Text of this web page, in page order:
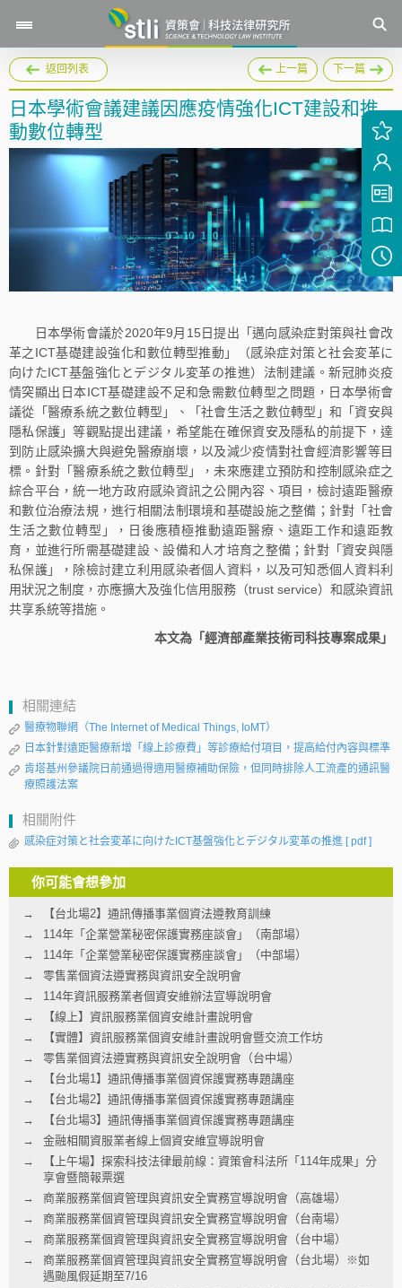
返回列表 上一篇 下一篇
日本學術會議建議因應疫情強化ICT建設和推
動數位轉型
日本學術會議於2020年9月15日提出「邁向感染症對策與社會改
革之ICT基礎建設強化和數位轉型推動」（感染症対策と社会変革に
向けたICT基盤強化とデジタル変革の推進）法制建議。新冠肺炎疫
情突顯出日本ICT基礎建設不足和急需數位轉型之問題，日本學術會
議從「醫療系統之數位轉型」、「社會生活之數位轉型」和「資安與
隱私保護」等觀點提出建議，希望能在確保資安及隱私的前提下，達
到防止感染擴大與避免醫療崩壞，以及減少疫情對社會經濟影響等目
標。針對「醫療系統之數位轉型」，未來應建立預防和控制感染症之
綜合平台，統一地方政府感染資訊之公開內容、項目，檢討遠距醫療
和數位治療法規，進行相關法制環境和基礎設施之整備；針對「社會
生活之數位轉型」，日後應積極推動遠距醫療、遠距工作和遠距教
育，並進行所需基礎建設、設備和人才培育之整備；針對「資安與隱
私保護」，除檢討建立利用感染者個人資料，以及可知悉個人資料利
用狀況之制度，亦應擴大及強化信用服務（trust service）和感染資訊
共享系統等措施。
本文為「經濟部產業技術司科技專案成果」
相關連結
醫療物聯網（The Internet of Medical Things, IoMT）
日本針對遠距醫療新增「線上診療費」等診療給付項目，提高給付內容與標準
肯塔基州參議院日前通過得適用醫療補助保險，但同時排除人工流產的通訊醫
療照護法案
相關附件
感染症対策と社会変革に向けたICT基盤強化とデジタル変革の推進 [ pdf ]
你可能會想參加
【台北場2】通訊傳播事業個資法遵教育訓練
114年「企業營業秘密保護實務座談會」（南部場）
114年「企業營業秘密保護實務座談會」（中部場）
零售業個資法遵實務與資訊安全說明會
114年資訊服務業者個資安維辦法宣導說明會
【線上】資訊服務業個資安維計畫說明會
【實體】資訊服務業個資安維計畫說明會暨交流工作坊
零售業個資法遵實務與資訊安全說明會（台中場）
【台北場1】通訊傳播事業個資保護實務專題講座
【台北場2】通訊傳播事業個資保護實務專題講座
【台北場3】通訊傳播事業個資保護實務專題講座
金融相關資服業者線上個資安維宣導說明會
【上午場】探索科技法律最前線：資策會科法所「114年成果」分
享會暨簡報票選
商業服務業個資管理與資訊安全實務宣導說明會（高雄場）
商業服務業個資管理與資訊安全實務宣導說明會（台南場）
商業服務業個資管理與資訊安全實務宣導說明會（台中場）
商業服務業個資管理與資訊安全實務宣導說明會（台北場）※如
遇颱風假延期至7/16